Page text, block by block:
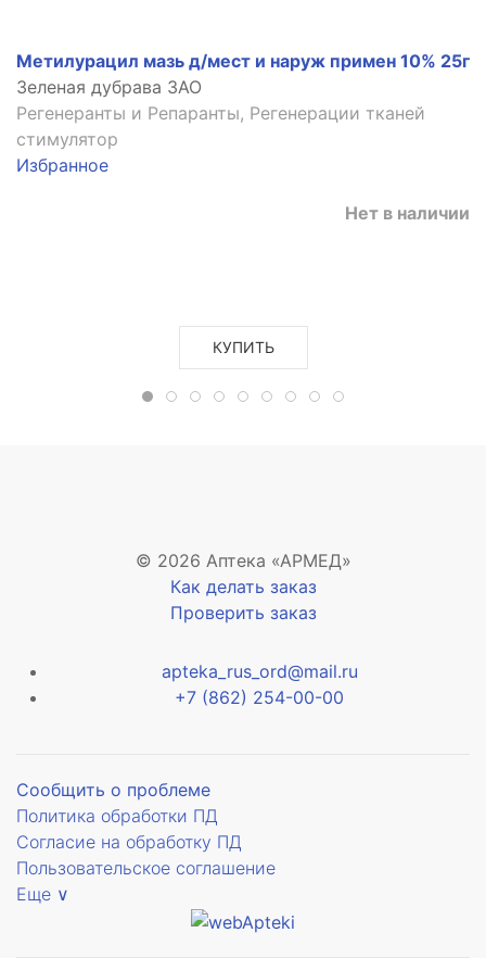
Метилурацил мазь д/мест и наруж примен 10% 25г
Зеленая дубрава ЗАО
Регенеранты и Репаранты, Регенерации тканей
стимулятор
Избранное
Нет в наличии
КУПИТЬ
© 2026 Аптека «АРМЕД»
Как делать заказ
Проверить заказ
apteka_rus_ord@mail.ru
+7 (862) 254-00-00
Сообщить о проблеме
Политика обработки ПД
Согласие на обработку ПД
Пользовательское соглашение
Еще ∨